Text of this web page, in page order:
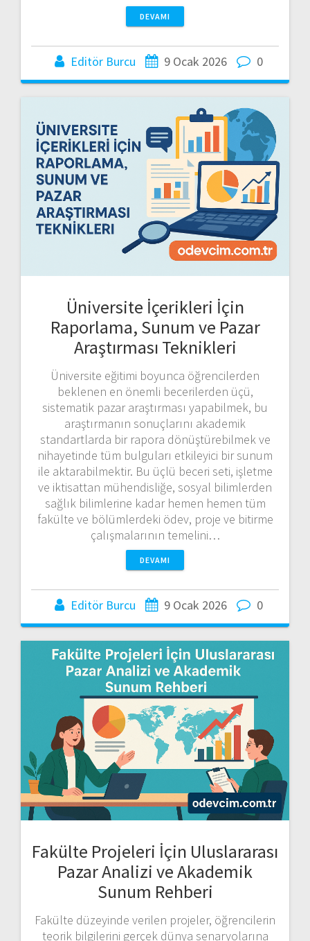
DEVAMI
Editör Burcu 9 Ocak 2026 0
Üniversite İçerikleri İçin
Raporlama, Sunum ve Pazar
Araştırması Teknikleri
Üniversite eğitimi boyunca öğrencilerden
beklenen en önemli becerilerden üçü,
sistematik pazar araştırması yapabilmek, bu
araştırmanın sonuçlarını akademik
standartlarda bir rapora dönüştürebilmek ve
nihayetinde tüm bulguları etkileyici bir sunum
ile aktarabilmektir. Bu üçlü beceri seti, işletme
ve iktisattan mühendisliğe, sosyal bilimlerden
sağlık bilimlerine kadar hemen hemen tüm
fakülte ve bölümlerdeki ödev, proje ve bitirme
çalışmalarının temelini…
DEVAMI
Editör Burcu 9 Ocak 2026 0
Fakülte Projeleri İçin Uluslararası
Pazar Analizi ve Akademik
Sunum Rehberi
Fakülte düzeyinde verilen projeler, öğrencilerin
teorik bilgilerini gerçek dünya senaryolarına